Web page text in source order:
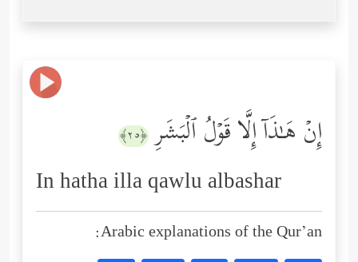
إِنۡ هَـٰذَاۤ إِلَّا قَوۡلُ ٱلۡبَشَرِ ﴿٢٥﴾
In hatha illa qawlu albashar
Arabic explanations of the Qur’an: